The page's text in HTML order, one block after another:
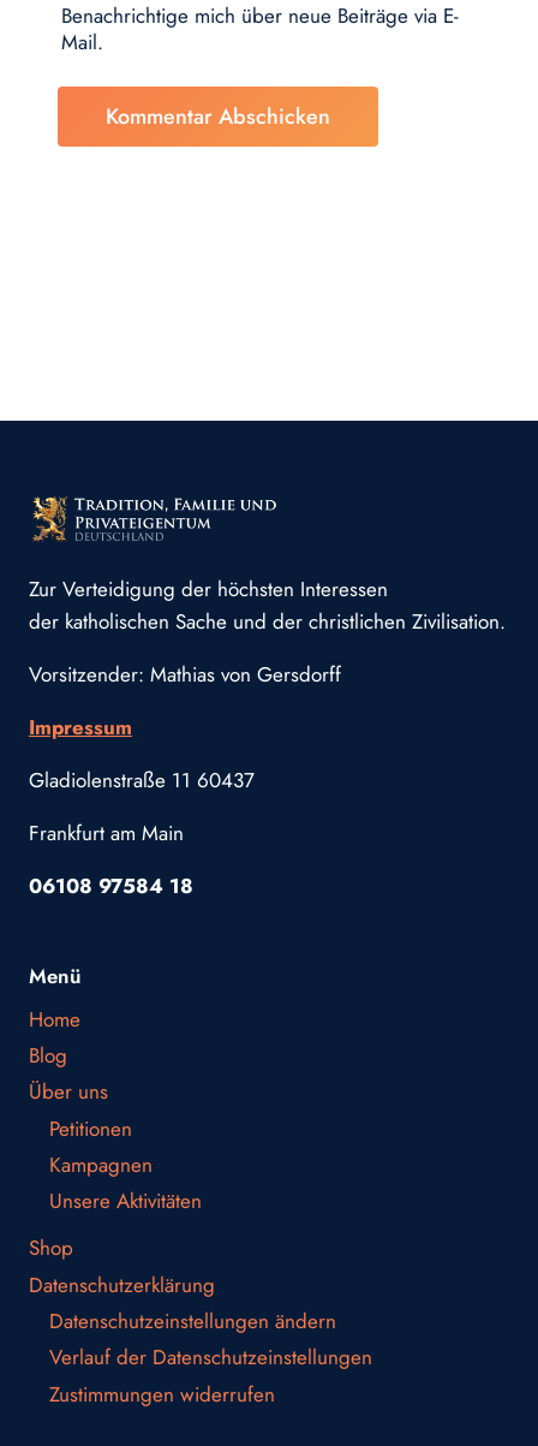
Benachrichtige mich über neue Beiträge via E-
Mail.
Zur Verteidigung der höchsten Interessen
der katholischen Sache und der christlichen Zivilisation.
Vorsitzender: Mathias von Gersdorff
Impressum
Gladiolenstraße 11 60437
Frankfurt am Main
06108 97584 18
Menü
Home
Blog
Über uns
Petitionen
Kampagnen
Unsere Aktivitäten
Shop
Datenschutzerklärung
Datenschutzeinstellungen ändern
Verlauf der Datenschutzeinstellungen
Zustimmungen widerrufen